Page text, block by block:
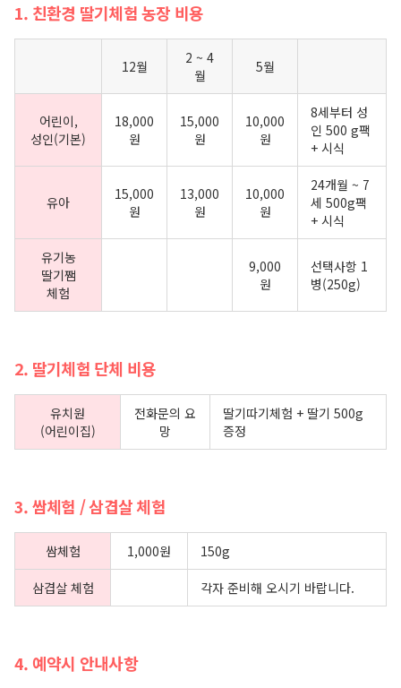
1. 친환경 딸기체험 농장 비용
12월
2 ~ 4
월
5월
어린이,
성인(기본)
18,000
원
15,000
원
10,000
원
8세부터 성
인 500 g팩
+ 시식
유아
15,000
원
13,000
원
10,000
원
24개월 ~ 7
세 500g팩
+ 시식
유기농
딸기쨈
체험
9,000
원
선택사항 1
병(250g)
2. 딸기체험 단체 비용
유치원
(어린이집)
전화문의 요
망
딸기따기체험 + 딸기 500g
증정
3. 쌈체험 / 삼겹살 체험
쌈체험 1,000원 150g
삼겹살 체험 각자 준비해 오시기 바랍니다.
4. 예약시 안내사항